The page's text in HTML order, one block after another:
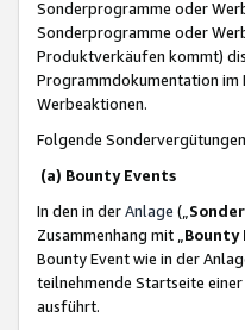
Sonderprogramme oder
Sonderprogramme oder
Produktverkäufen kommt)
Programmdokumentation im
Werbeaktionen.
Folgende
(a) Bounty Events
In den in derAnlage („
Zusammenhang mit „ Bounty
Bounty Event wie in der
teilnehmende Startseite
ausführt.